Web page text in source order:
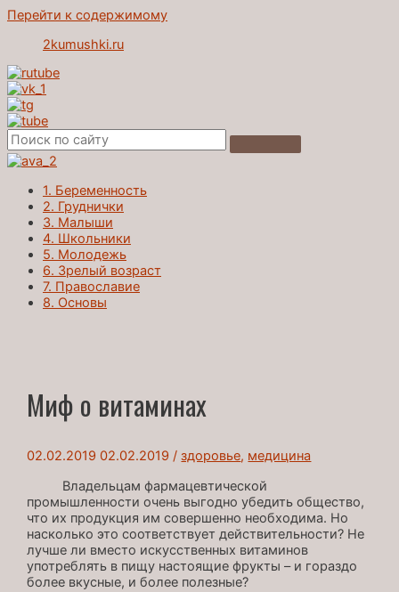
Перейти к содержимому
2kumushki.ru
1. Беременность
2. Груднички
3. Малыши
4. Школьники
5. Молодежь
6. Зрелый возраст
7. Православие
8. Основы
Миф о витаминах
02.02.2019 02.02.2019 /здоровье, медицина
Владельцам фармацевтической
промышленности очень выгодно убедить общество,
что их продукция им совершенно необходима. Но
насколько это соответствует действительности? Не
лучше ли вместо искусственных витаминов
употреблять в пищу настоящие фрукты – и гораздо
более вкусные, и более полезные?